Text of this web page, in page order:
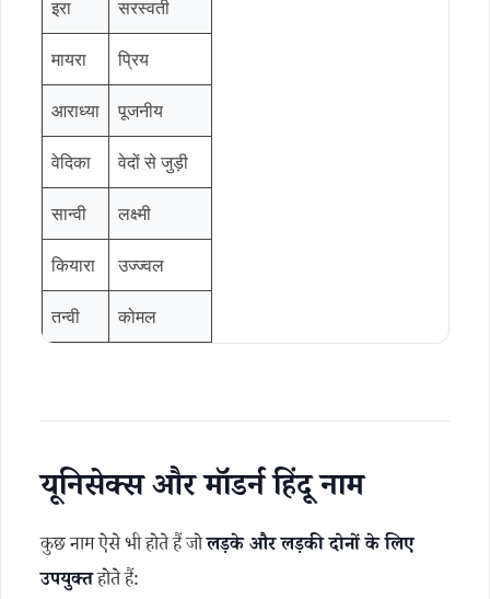
इरा सरस्वती
मायरा प्रिय
आराध्या पूजनीय
वेदिका वेदों से जुड़ी
सान्वी लक्ष्मी
कियारा उज्ज्वल
तन्वी कोमल
यूनिसेक्स और मॉडर्न हिंदू नाम
कुछ नाम ऐसे भी होते हैं जोलड़के और लड़की दोनों के लिए
उपयुक्तहोते हैं: